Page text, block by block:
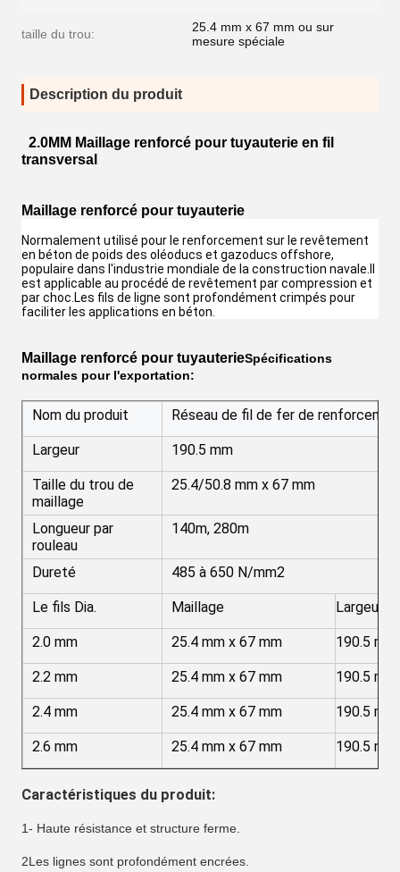
taille du trou:
25.4 mm x 67 mm ou sur
mesure spéciale
Description du produit
2.0MM Maillage renforcé pour tuyauterie en fil
transversal
Maillage renforcé pour tuyauterie
Normalement utilisé pour le renforcement sur le revêtement
en béton de poids des oléoducs et gazoducs offshore,
populaire dans l'industrie mondiale de la construction navale.Il
est applicable au procédé de revêtement par compression et
par choc.Les fils de ligne sont profondément crimpés pour
faciliter les applications en béton.
Maillage renforcé pour tuyauterieSpécifications
normales pour l'exportation:
Nom du produit Réseau de fil de fer de
Largeur 190.5 mm
Taille du trou de
maillage
25.4/50.8 mm x 67 mm
Longueur par
rouleau
140m, 280m
Dureté 485 à 650 N/mm2
Le fils Dia. Maillage Largeur
2.0 mm 25.4 mm x 67 mm 190.5 mm
2.2 mm 25.4 mm x 67 mm 190.5 mm
2.4 mm 25.4 mm x 67 mm 190.5 mm
2.6 mm 25.4 mm x 67 mm 190.5 mm
Caractéristiques du produit:
1- Haute résistance et structure ferme.
2Les lignes sont profondément encrées.